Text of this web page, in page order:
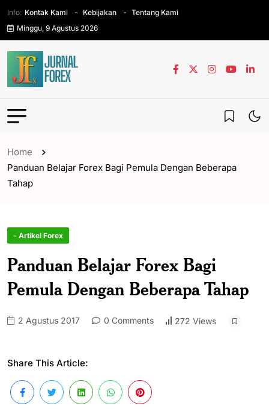
Info: Kontak Kami Kebijakan
Tentang Kami
Minggu, 9 Agustus 2026
Home
Panduan Belajar Forex Bagi Pemula Dengan Beberapa
Tahap
- Artikel Forex
Panduan Belajar Forex Bagi
Pemula Dengan Beberapa Tahap
2 Agustus 2017 0 Comments 272 Views
Share This Article: